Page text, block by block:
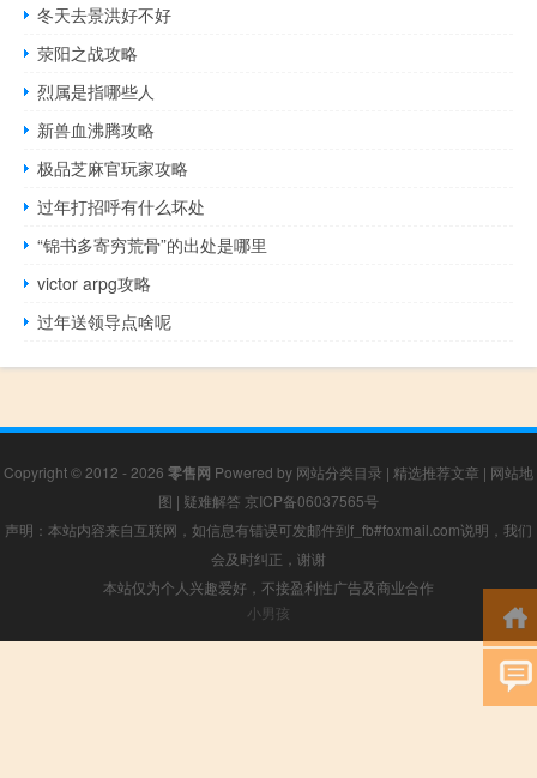
冬天去景洪好不好
荥阳之战攻略
烈属是指哪些人
新兽血沸腾攻略
极品芝麻官玩家攻略
过年打招呼有什么坏处
“锦书多寄穷荒骨”的出处是哪里
victor arpg攻略
过年送领导点啥呢
Copyright © 2012 - 2026 零售网 Powered by 网站分类目录 | 精选推荐文章 | 网站地
图 | 疑难解答 京ICP备06037565号
声明：本站内容来自互联网，如信息有错误可发邮件到f_fb#foxmail.com说明，我们
会及时纠正，谢谢
本站仅为个人兴趣爱好，不接盈利性广告及商业合作
小男孩